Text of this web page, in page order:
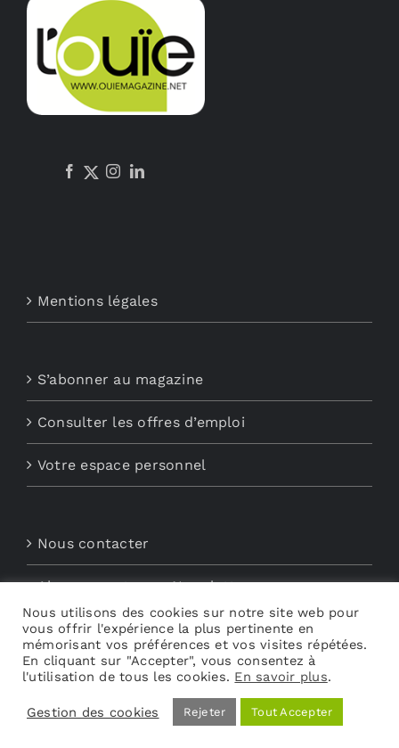
Mentions légales
S’abonner au magazine
Consulter les offres d’emploi
Votre espace personnel
Nous contacter
Abonnements aux Newsletters
Découvrez My Audio
Nous utilisons des cookies sur notre site web pour
vous offrir l'expérience la plus pertinente en
mémorisant vos préférences et vos visites répétées.
En cliquant sur "Accepter", vous consentez à
l'utilisation de tous les cookies. En savoir plus.
Gestion des cookies Rejeter Tout Accepter